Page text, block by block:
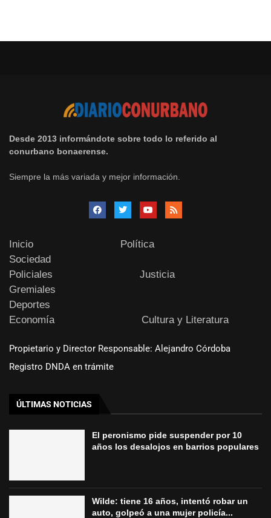
Desde 2013 informándote sobre todo lo referido al
conurbano bonaerense.
Siempre la más variada y mejor información.
Inicio
Política
Sociedad
Policiales
Justicia
Gremiales
Deportes
Economía
Cultura y Literatura
Propietario y Director Responsable: Alejandro Córdoba
Registro DNDA en trámite
ÚLTIMAS NOTICIAS
El peronismo pide suspender por 10
años los desalojos en barrios populares
Wilde: tiene 16 años, intentó robar un
auto, golpeó a una mujer policía...